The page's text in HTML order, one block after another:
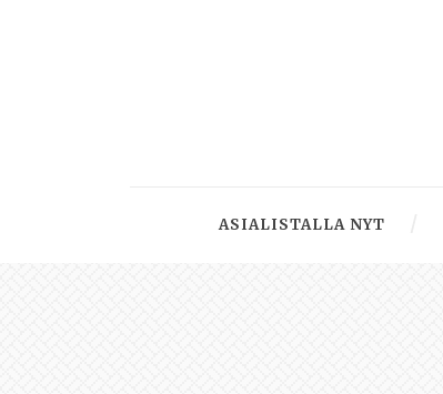
ASIALISTALLA NYT